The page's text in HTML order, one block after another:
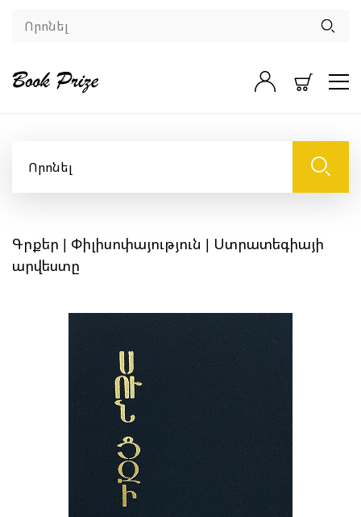
Գրքեր | Փիլիսոփայություն | Ստրատեգիայի
արվեստը